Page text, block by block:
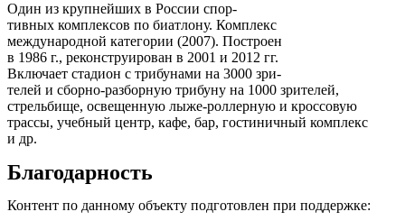
Один из крупнейших в России спор-
тивных комплексов по биатлону. Комплекс
международной категории (2007). Построен
в 1986 г., реконструирован в 2001 и 2012 гг.
Включает стадион с трибунами на 3000 зри-
телей и сборно-разборную трибуну на 1000 зрителей,
стрельбище, освещенную лыже-роллерную и кроссовую
трассы, учебный центр, кафе, бар, гостиничный комплекс
и др.
Благодарность
Контент по данному объекту подготовлен при поддержке: